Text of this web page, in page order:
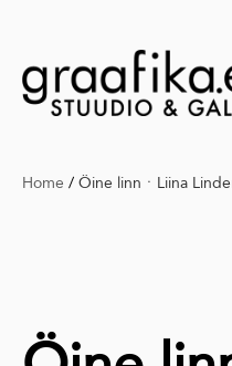
Home / Öine linnㆍLiina